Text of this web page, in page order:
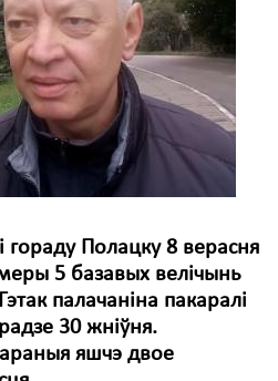
гораду Полацку 8 верасня
5 базавых велічынь
палачаніна пакаралі
30 жніўня.
яшчэ двое